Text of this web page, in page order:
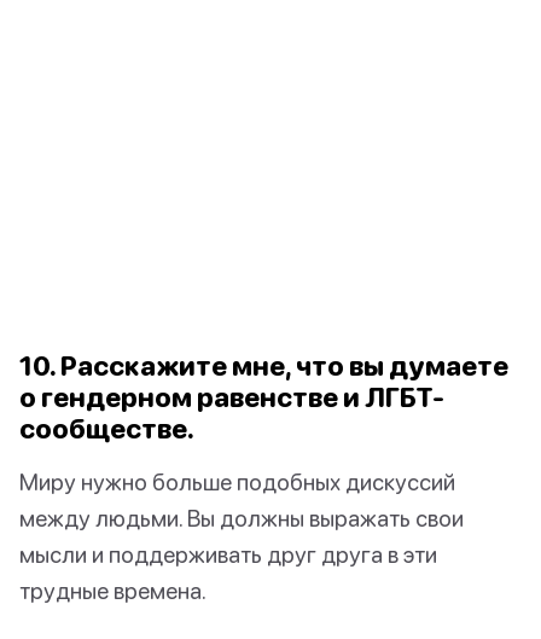
10. Расскажите мне, что вы думаете
о гендерном равенстве и ЛГБТ-
сообществе.
Миру нужно больше подобных дискуссий
между людьми. Вы должны выражать свои
мысли и поддерживать друг друга в эти
трудные времена.